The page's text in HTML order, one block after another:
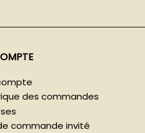
des commandes
commande invité